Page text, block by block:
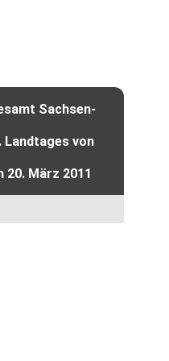
Sachsen-
Landtages von
20. März 2011